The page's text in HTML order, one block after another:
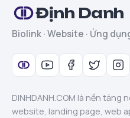
Định Danh
Biolink · Website · Ứng
DINHDANH.COM là nền tảng
website, landing page, web